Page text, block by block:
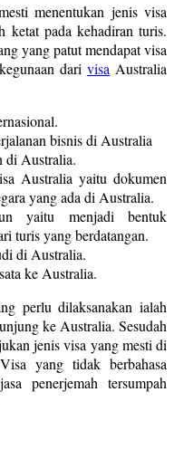
menentukan jenis visa
ketat pada kehadiran turis.
yang patut mendapat visa
darivisa Australia
bisnis di Australia
di Australia.
Australia yaitu dokumen
yang ada di Australia.
yaitu menjadi bentuk
turis yang berdatangan.
di Australia.
ke Australia.
perlu dilaksanakan ialah
ke Australia. Sesudah
jenis visa yang mesti di
yang tidak berbahasa
penerjemah tersumpah